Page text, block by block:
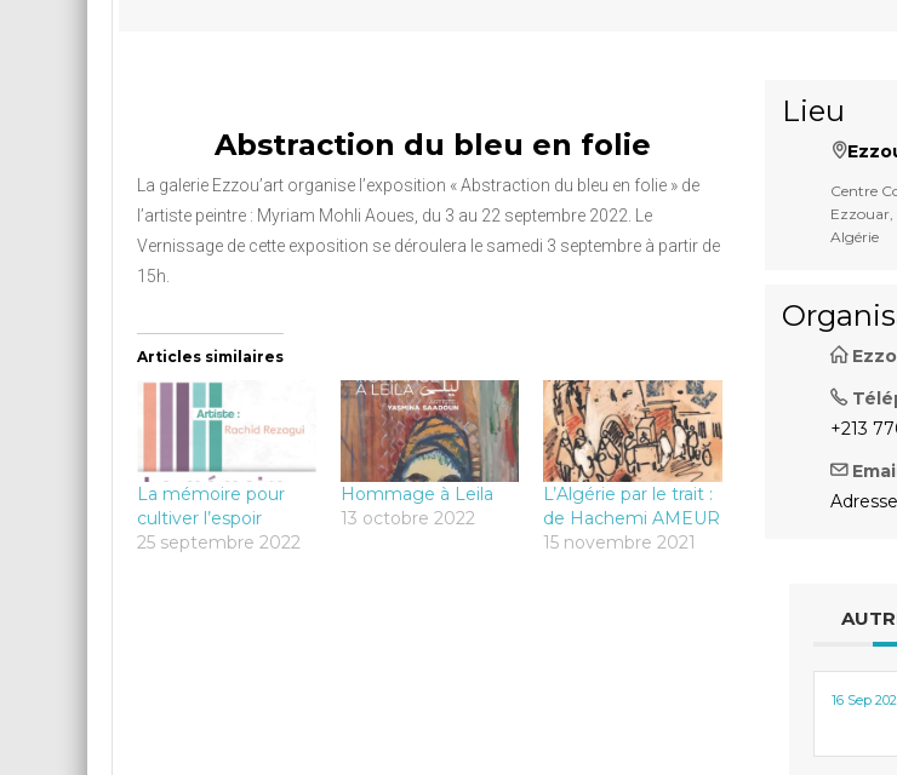
Abstraction du bleu en folie
La galerie Ezzou’art organise l’exposition « Abstraction du bleu en folie » de
l’artiste peintre : Myriam Mohli Aoues, du 3 au 22 septembre 2022. Le
Vernissage de cette exposition se déroulera le samedi 3 septembre à partir de
15h.
Articles similaires
La mémoire pour
cultiver l’espoir
25 septembre 2022
Hommage à Leila
13 octobre 2022
L’Algérie par le trait :
de Hachemi AMEUR
15 novembre 2021
Lieu
Centre
Ezzouar,
Algérie
+213
16 Sep